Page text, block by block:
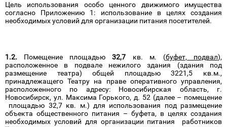
Цель использования особо ценного движимого имущества
согласно Приложению 1: использование в целях создания
необходимых условий для организации питания посетителей.
1.2. Помещение площадью32,7 кв. м. (буфет, подвал),
расположенное в подвале нежилого здания (здания под
размещение театра) общей площадью 3221,5 кв.м.,
принадлежащего Театру на праве оперативного управления,
расположенного по адресу: Новосибирская область, г.
Новосибирск, ул. Максима Горького, д. 52 (далее – помещение
площадью 32,7 кв. м.) для использования под размещение
объекта общественного питания – буфета, в целях создания
необходимых условий для организации питания работников